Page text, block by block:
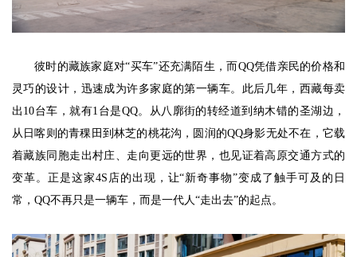
彼时的藏族家庭对“买车”还充满陌生，而QQ凭借亲民的价格和
灵巧的设计，迅速成为许多家庭的第一辆车。此后几年，西藏每卖
出10台车，就有1台是QQ。从八廓街的转经道到纳木错的圣湖边，
从日喀则的青稞田到林芝的桃花沟，圆润的QQ身影无处不在，它载
着藏族同胞走出村庄、走向更远的世界，也见证着高原交通方式的
变革。正是这家4S店的出现，让“新奇事物”变成了触手可及的日
常，QQ不再只是一辆车，而是一代人“走出去”的起点。